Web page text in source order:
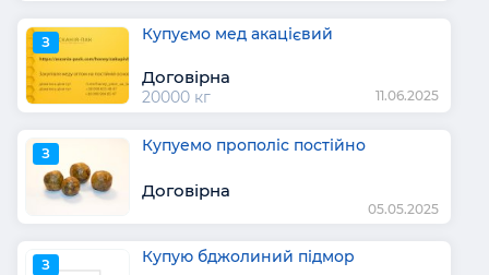
З Купуємо мед акацієвий
Договірна
20000 кг 11.06.2025
З Купуемо прополіс постійно
Договірна
05.05.2025
З Купую бджолиний підмор